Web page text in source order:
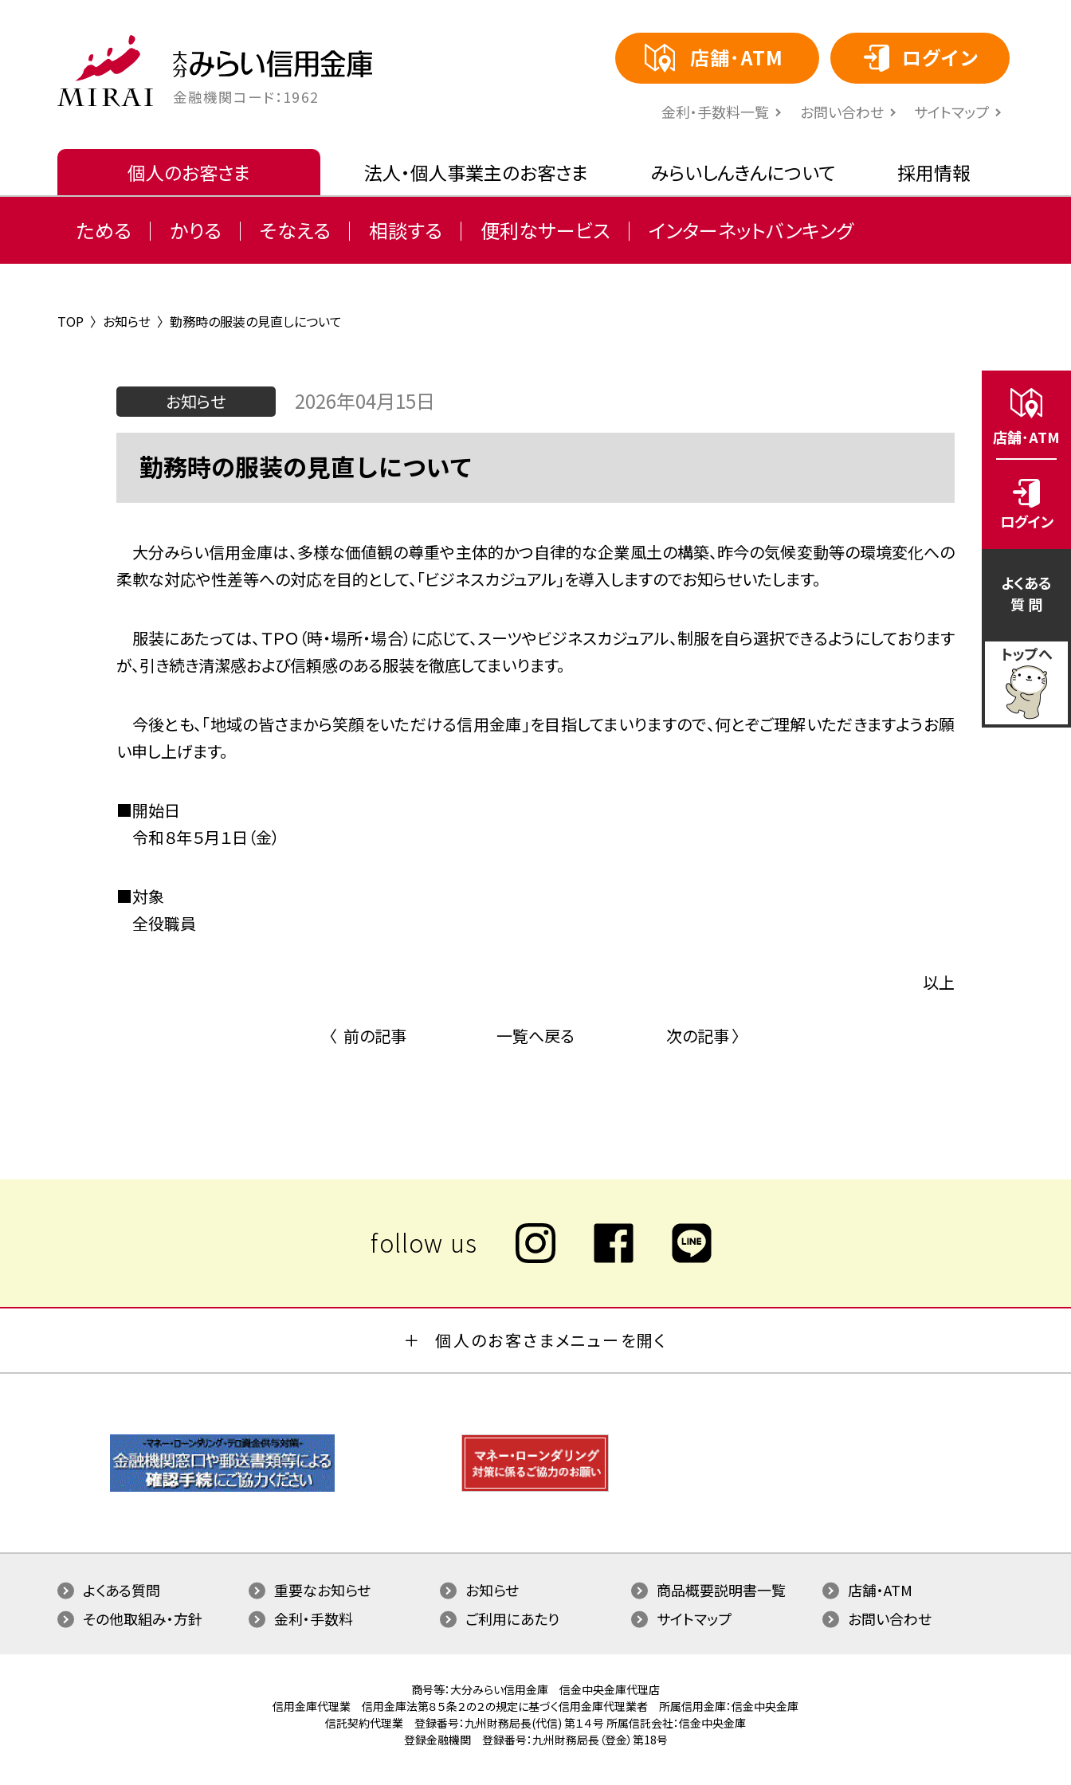
金融機関コード：1962
個人のお客さま
ためる かりる そなえる 相談する 便利なサービス インターネットバンキング
法人・個人事業主のお客さま みらいしんきんについて 採用情報
店舗･ATM ログイン
⾦利・⼿数料⼀覧 お問い合わせ サイトマップ
TOP 〉 お知らせ 〉 勤務時の服装の見直しについて
お知らせ 2026年04月15日
勤務時の服装の見直しについて
大分みらい信用金庫は、多様な価値観の尊重や主体的かつ自律的な企業風土の構築、昨今の気候変動等の環境変化への
柔軟な対応や性差等への対応を目的として、「ビジネスカジュアル」を導入しますのでお知らせいたします。
服装にあたっては、ＴＰＯ（時・場所・場合）に応じて、スーツやビジネスカジュアル、制服を自ら選択できるようにしております
が、引き続き清潔感および信頼感のある服装を徹底してまいります。
今後とも、「地域の皆さまから笑顔をいただける信用金庫」を目指してまいりますので、何とぞご理解いただきますようお願
い申し上げます。
■開始日
令和８年５月１日（金）
■対象
全役職員
以上
〈 前の記事 一覧へ戻る 次の記事 〉
店舗･ATM
ログイン
よくある
質 問
トップへ
個人のお客さまメニューを開く
よくある質問 重要なお知らせ お知らせ 商品概要説明書一覧
店舗・ATM
その他取組み・方針
金利・手数料 ご利用にあたり サイトマップ お問い合わせ
商号等：大分みらい信用金庫 信金中央金庫代理店
信用金庫代理業 信用金庫法第８５条２の２の規定に基づく信用金庫代理業者 所属信用金庫：信金中央金庫
信託契約代理業 登録番号：九州財務局長(代信) 第１４号 所属信託会社：信金中央金庫
登録金融機関 登録番号：九州財務局長（登金）第18号